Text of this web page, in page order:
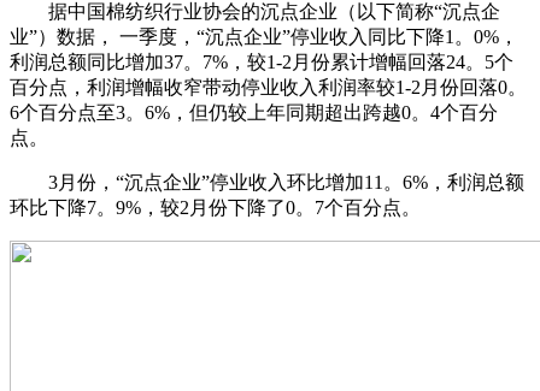
据中国棉纺织行业协会的沉点企业（以下简称“沉点企
业”）数据， 一季度，“沉点企业”停业收入同比下降1。0%，
利润总额同比增加37。7%，较1-2月份累计增幅回落24。5个
百分点，利润增幅收窄带动停业收入利润率较1-2月份回落0。
6个百分点至3。6%，但仍较上年同期超出跨越0。4个百分
点。
3月份，“沉点企业”停业收入环比增加11。6%，利润总额
环比下降7。9%，较2月份下降了0。7个百分点。